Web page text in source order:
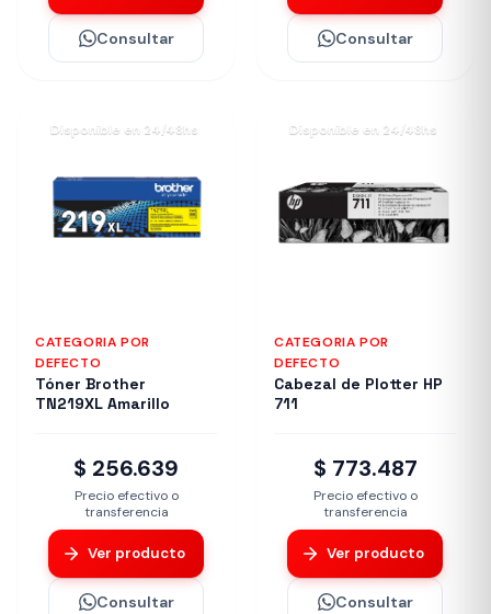
Consultar Consultar
Disponible en 24/48hs
CATEGORIA POR
DEFECTO
Tóner Brother
TN219XL Amarillo
$ 256.639
Precio efectivo o
transferencia
Ver producto
Consultar
Disponible en 24/48hs
CATEGORIA POR
DEFECTO
Cabezal de Plotter HP
711
$ 773.487
Precio efectivo o
transferencia
Ver producto
Consultar